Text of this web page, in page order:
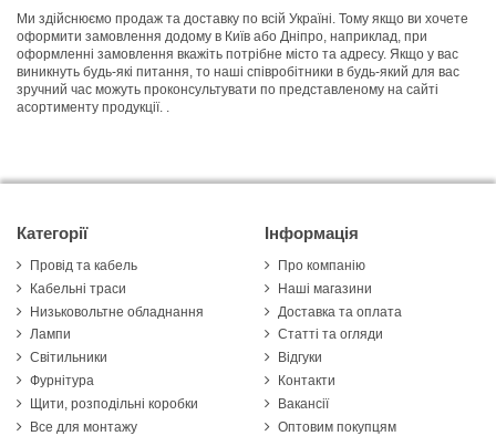
Ми здійснюємо продаж та доставку по всій Україні. Тому якщо ви хочете
оформити замовлення додому в Київ або Дніпро, наприклад, при
оформленні замовлення вкажіть потрібне місто та адресу. Якщо у вас
виникнуть будь-які питання, то наші співробітники в будь-який для вас
зручний час можуть проконсультувати по представленому на сайті
асортименту продукції. .
Категорії
Провід та кабель
Кабельні траси
Низьковольтне обладнання
Лампи
Світильники
Фурнітура
Щити, розподільні коробки
Все для монтажу
Інформація
Про компанію
Наші магазини
Доставка та оплата
Статті та огляди
Відгуки
Контакти
Вакансії
Оптовим покупцям